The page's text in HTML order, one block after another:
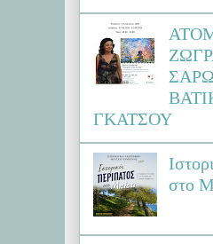
ΓΚΑΤΣΟΥ
στο